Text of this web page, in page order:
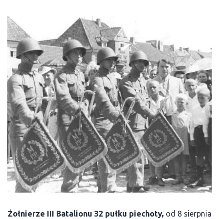
Żołnierze III Batalionu 32 pułku piechoty, od 8 sierpnia